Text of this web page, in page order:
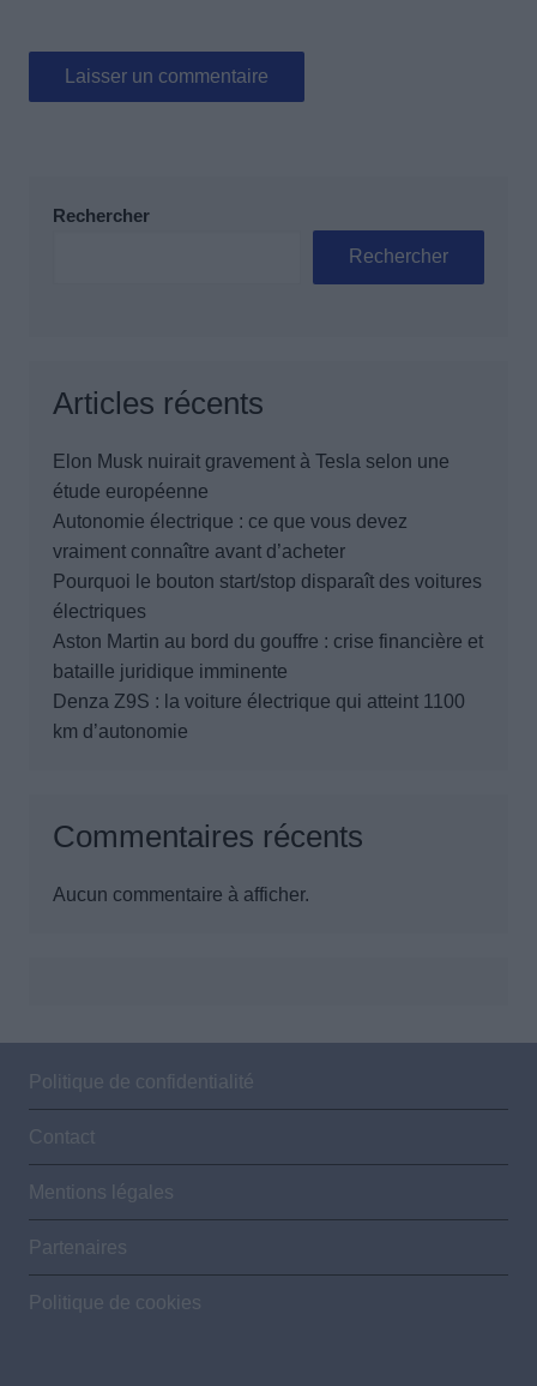
Rechercher
Rechercher
Articles récents
Elon Musk nuirait gravement à Tesla selon une
étude européenne
Autonomie électrique : ce que vous devez
vraiment connaître avant d’acheter
Pourquoi le bouton start/stop disparaît des voitures
électriques
Aston Martin au bord du gouffre : crise financière et
bataille juridique imminente
Denza Z9S : la voiture électrique qui atteint 1100
km d’autonomie
Commentaires récents
Aucun commentaire à afficher.
Politique de confidentialité
Contact
Mentions légales
Partenaires
Politique de cookies